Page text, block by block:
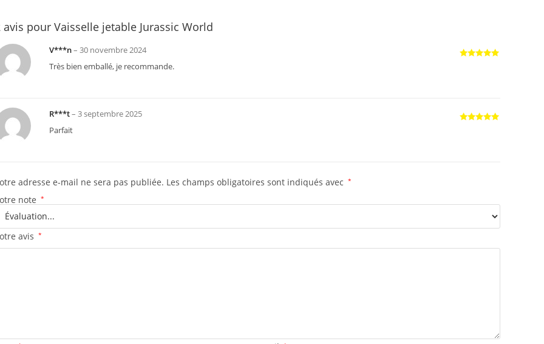
avis pour Vaisselle jetable Jurassic World
V***n– 30 novembre 2024
Très bien emballé, je recommande.
R***t– 3 septembre 2025
Parfait
adresse e-mail ne sera pas publiée. Les champs obligatoires sont indiqués avec *
note *
avis *